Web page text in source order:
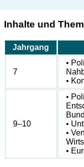
Inhalte und
Jahrgang
7
•
•
9–10
•
•
•
•